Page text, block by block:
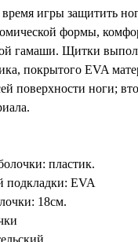
игры защитить
формы,
гамаши. Щитки
покрытого EVA
поверхности ноги;
пластик.
подкладки: EVA
18см.